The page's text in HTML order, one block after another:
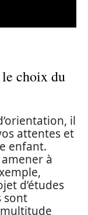
choix du
il
attentes et
enfant.
à
d’études
sont